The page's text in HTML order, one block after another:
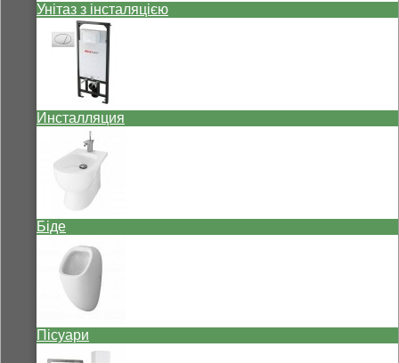
Унітаз з інсталяцією
Инсталляция
Біде
Пісуари